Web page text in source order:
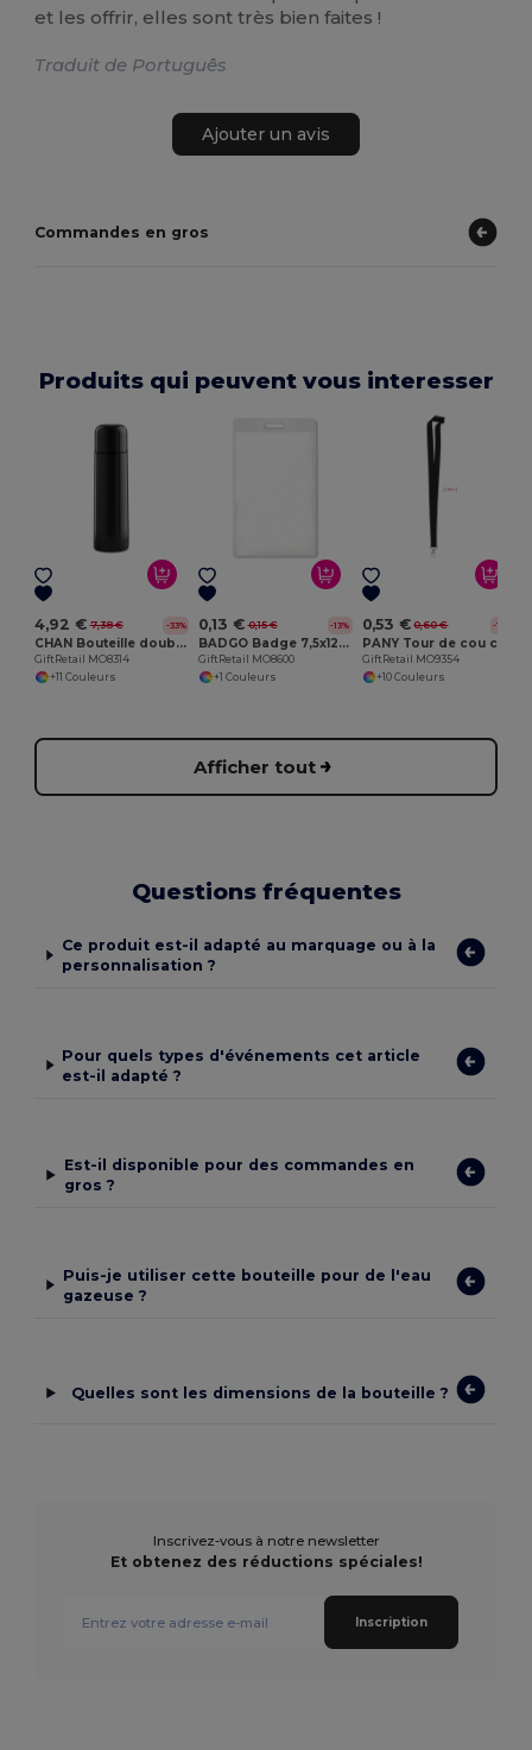
et les offrir, elles sont très bien faites !
Traduit de Português
Ajouter un avis
Commandes en gros
Produits qui peuvent vous interesser
4,92 € 7,38 € -33%
CHAN Bouteille double paroi 500ml
GiftRetail MO8314
+11 Couleurs
0,13 € 0,15 € -13%
BADGO Badge 7,5x12,5cm
GiftRetail MO8600
+1 Couleurs
0,53 € 0,60 € -12%
GiftRetail MO9354
+10 Couleurs
Afficher tout
Questions fréquentes
Ce produit est-il adapté au marquage ou à la
personnalisation ?
Pour quels types d'événements cet article
est-il adapté ?
Est-il disponible pour des commandes en
gros ?
Puis-je utiliser cette bouteille pour de l'eau
gazeuse ?
Quelles sont les dimensions de la bouteille ?
Inscrivez-vous à notre newsletter
Et obtenez des réductions spéciales!
Inscription